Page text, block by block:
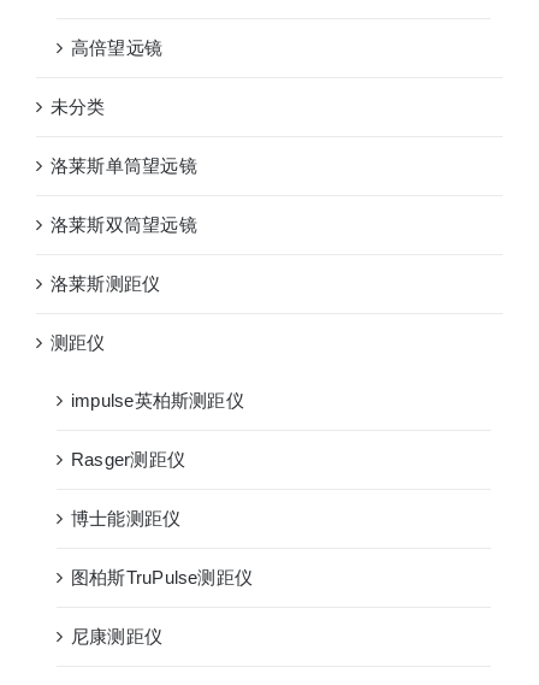
高倍望远镜
未分类
洛莱斯单筒望远镜
洛莱斯双筒望远镜
洛莱斯测距仪
测距仪
impulse英柏斯测距仪
Rasger测距仪
博士能测距仪
图柏斯TruPulse测距仪
尼康测距仪